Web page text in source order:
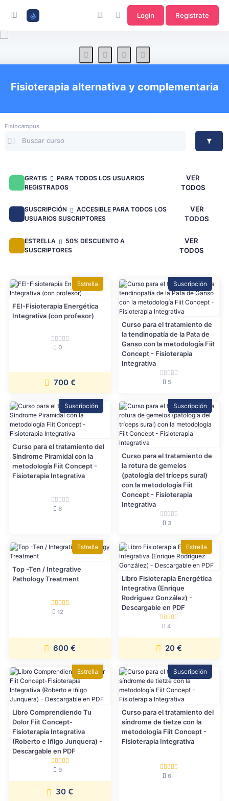
Login Registrate
Fisioterapia alternativa y complementaria
Fisiocampus
GRATIS
PARA TODOS LOS USUARIOS
REGISTRADOS
VER
TODOS
SUSCRIPCIÓN
ACCESIBLE PARA TODOS LOS
USUARIOS SUSCRIPTORES
VER
TODOS
ESTRELLA
50% DESCUENTO A
SUSCRIPTORES
VER
TODOS
Estrella
FEI-Fisioterapia Energética
Integrativa (con profesor)
0
700 €
Suscripción
Curso para el tratamiento de
la tendinopatía de la Pata de
Ganso con la metodología Fiit
Concept - Fisioterapia
Integrativa
5
Suscripción
Curso para el tratamiento del
Síndrome Piramidal con la
metodología Fiit Concept -
Fisioterapia Integrativa
6
Suscripción
Curso para el tratamiento de
la rotura de gemelos
(patología del tríceps sural)
con la metodología Fiit
Concept - Fisioterapia
Integrativa
3
Estrella
Top -Ten / Integrative
Pathology Treatment
12
600 €
Estrella
Libro Fisioterapia Energética
Integrativa (Enrique
Rodríguez González) -
Descargable en PDF
4
20 €
Estrella
Libro Comprendiendo Tu
Dolor Fiit Concept-
Fisioterapia Integrativa
(Roberto e Iñigo Junquera) -
Descargable en PDF
9
30 €
Suscripción
Curso para el tratamiento del
síndrome de tietze con la
metodología Fiit Concept -
Fisioterapia Integrativa
6